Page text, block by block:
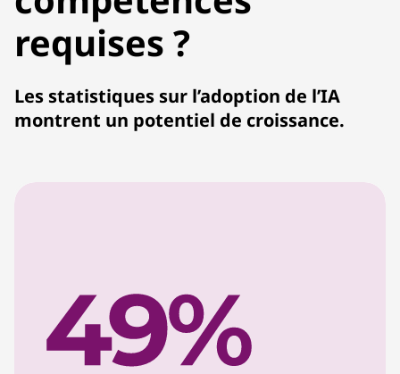
requises ?
Les statistiques sur l’adoption de l’IA
montrent un potentiel de croissance.